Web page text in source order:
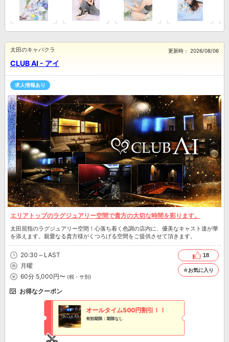
CLUB AI - アイ
太田のキャバクラ 更新時： 2026/08/06
求人情報あり
エリアトップのラグジュアリー空間で貴方の大切な時間を彩ります。
太田屈指のラグジュアリー空間！心落ち着く色調の店内に、優美なキャスト達が華
を添えます。親愛なる貴方様がくつろげる空間をご提供させて頂きます。
20:30～LAST
月曜
60分 5,000円〜 (税・サ別)
18
☆お気に入り
お得なクーポン
オールタイム500円割引！！
有効期限：期限なし